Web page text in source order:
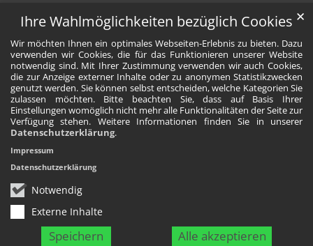
Ihre Wahlmöglichkeiten bezüglich Cookies
Wir möchten Ihnen ein optimales Webseiten-Erlebnis zu bieten. Dazu
verwenden wir Cookies, die für das Funktionieren unserer Website
notwendig sind. Mit Ihrer Zustimmung verwenden wir auch Cookies,
die zur Anzeige externer Inhalte oder zu anonymen Statistikzwecken
genutzt werden. Sie können selbst entscheiden, welche Kategorien Sie
zulassen möchten. Bitte beachten Sie, dass auf Basis Ihrer
Einstellungen womöglich nicht mehr alle Funktionalitäten der Seite zur
Verfügung stehen. Weitere Informationen finden Sie in unserer
Datenschutzerklärung.
Notwendig
Externe Inhalte
Speichern Alle akzeptieren
✕
Impressum
Datenschutzerklärung